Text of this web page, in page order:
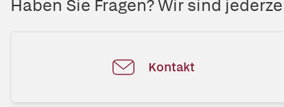
Haben Sie Fragen? Wir sind
Kontakt